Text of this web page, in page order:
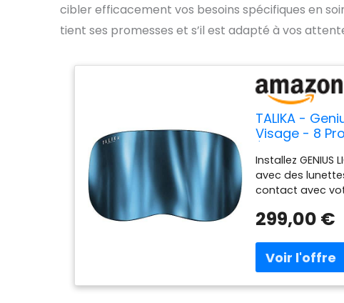
cibler efficacement vos besoins spécifiques en
tient ses promesses et s’il est adapté à vos
TALIKA -
Visage - 8
et raffermit
Installez
avec des
contact avec
central.
beauté
thermale, de
299,00 €